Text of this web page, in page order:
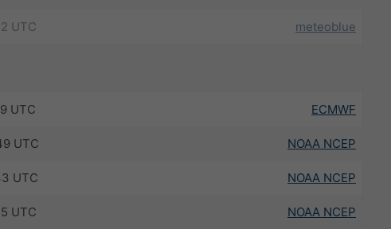
UTC meteoblue
UTC ECMWF
UTC NOAA NCEP
UTC NOAA NCEP
UTC NOAA NCEP